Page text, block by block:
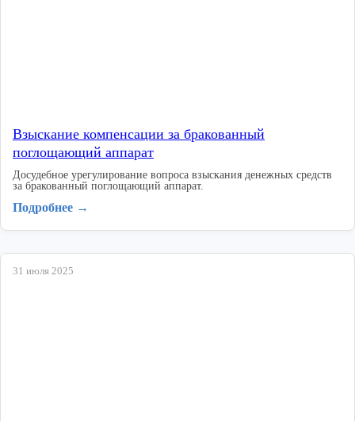
Взыскание компенсации за бракованный
поглощающий аппарат
Досудебное урегулирование вопроса взыскания денежных средств
за бракованный поглощающий аппарат.
Подробнее →
31 июля 2025